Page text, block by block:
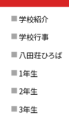
学校紹介
学校行事
八田荘ひろば
1年生
2年生
3年生